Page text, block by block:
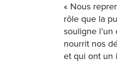
« Nous
rôle que la
souligne
nourrit nos
et qui ont un